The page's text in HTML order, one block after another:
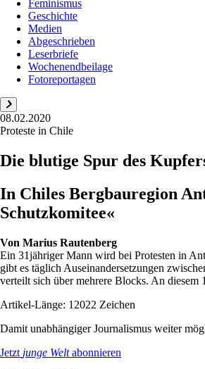
Feminismus
Geschichte
Medien
Abgeschrieben
Leserbriefe
Wochenendbeilage
Fotoreportagen
08.02.2020
Proteste in Chile
Die blutige Spur des
In Chiles Bergbauregion
Schutzkomitee«
Von Marius Rautenberg
Ein 31jähriger Mann wird bei Protesten in
gibt es täglich Auseinandersetzungen
verteilt sich über mehrere Blocks. An diesem
Artikel-Länge: 12022 Zeichen
Damit unabhängiger Journalismus weiter
Jetzt junge Weltabonnieren